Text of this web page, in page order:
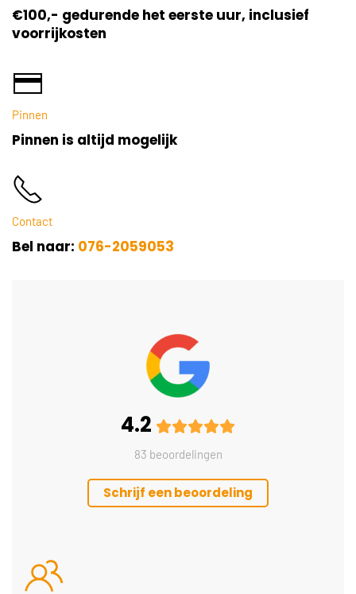
€100,- gedurende het eerste uur, inclusief
voorrijkosten
Pinnen
Pinnen is altijd mogelijk
Contact
Bel naar: 076-2059053
4.2
83 beoordelingen
Schrijf een beoordeling